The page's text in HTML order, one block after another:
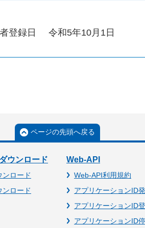
登録日 令和5年10月1日
ページの先頭へ戻る
ウンロード
ンロード
ンロード
Web-API
Web-API利用規約
アプリケーションID
アプリケーションID
アプリケーションID